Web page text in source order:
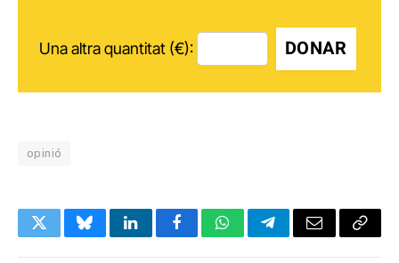
Una altra quantitat (€): DONAR
opinió
TwitterBlueskyLinkedInFacebookWhatsAppTelegramEmail Copy